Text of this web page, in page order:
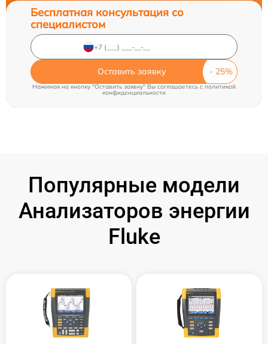
Бесплатная консультация со
специалистом
Оставить заявку
Нажимая на кнопку "Оставить заявку" Вы соглашаетесь cполитикой
конфиденциальности
Популярные модели
Анализаторов энергии
Fluke